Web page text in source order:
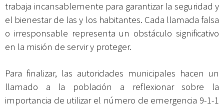
trabaja incansablemente para garantizar la seguridad y
el bienestar de las y los habitantes. Cada llamada falsa
o irresponsable representa un obstáculo significativo
en la misión de servir y proteger.
Para finalizar, las autoridades municipales hacen un
llamado a la población a reflexionar sobre la
importancia de utilizar el número de emergencia 9-1-1